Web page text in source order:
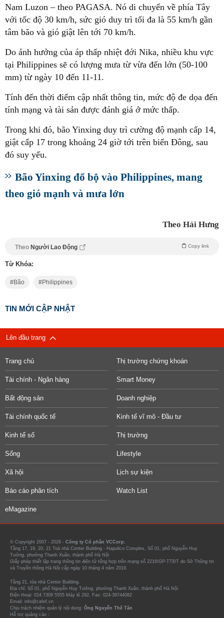
Nam Luzon – theo PAGASA. Nó di chuyển về phía Tây
với tốc độ 30 km/h, sức gió duy trì tối đa là 55 km/h gần
tâm bão và gió giật lên tới 70 km/h.
Do ảnh hưởng của áp thấp nhiệt đới Nika, nhiều khu vực
tại Philippines sẽ có lượng mưa từ vừa đến lớn (50-100
mm) từ ngày 10 đến 11-11.
Tính đến thời điểm cập nhất thông tin, mức độ đe dọa đến
tính mạng và tài sản được đánh giá ở mức thấp.
Trong khi đó, bão Yinxing duy trì cường độ mạnh cấp 14,
giật cấp 17 trong khoảng 24 giờ tới trên biển Đông, sau
đó suy yếu.
Bão Yinxing đổ bộ vào Philippines, mang
theo gió mạnh và mưa lớn
Theo Hải Hưng
Theo Người Lao Động Copy link
Từ Khóa:
Bão Philippines
TIN MỚI CẬP NHẬT
Lên đầu trang
Trang chủ Thị trường chứng khoán
Tài chính - Ngân hàng Smart Money
Bất động sản Doanh nghiệp
Tài chính quốc tế Kinh tế vĩ mô - Đầu tư
Kinh tế số Thị trường
Sống Lifestyle
Xã hội Lịch sự kiện
Báo cáo phân tích Watch List
eMagazine
© Copyright 2007 - 2026 - Công ty Cổ phần VCCorp.
Tầng 17, 19, 20, 21 Toà nhà Center Building - Hapulico Complex, Số 01, phố Nguyễn Huy
Tưởng, phường Thanh Xuân, thành phố Hà Nội
Giấy phép thiết lập trang thông tin điện tử tổng hợp trên mạng số 2216/GP-TTĐT do Sở Thông tin
và Truyền thông Hà Nội cấp ngày 10 tháng 4 năm 2019.
Tầng 21, tòa nhà Center Building.
Địa chỉ: Số 01, phố Nguyễn Huy Tưởng, phường Thanh Xuân, thành phố Hà Nội
Điện thoại: 024 7309 5555 Máy lẻ 292. Fax: 024-39744082
Email: info@cafef.vn
Chịu trách nhiệm quản lý nội dung: Ông Nguyễn Thế Tân
Hỗ trợ quảng cáo :